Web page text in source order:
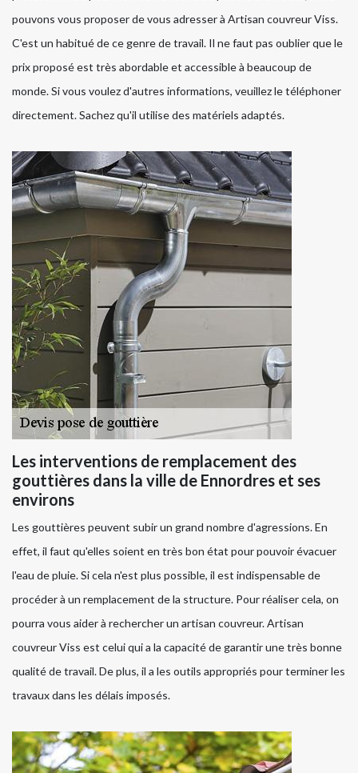
pouvons vous proposer de vous adresser à Artisan couvreur Viss.
C'est un habitué de ce genre de travail. Il ne faut pas oublier que le
prix proposé est très abordable et accessible à beaucoup de
monde. Si vous voulez d'autres informations, veuillez le téléphoner
directement. Sachez qu'il utilise des matériels adaptés.
Les interventions de remplacement des
gouttières dans la ville de Ennordres et ses
environs
Les gouttières peuvent subir un grand nombre d'agressions. En
effet, il faut qu'elles soient en très bon état pour pouvoir évacuer
l'eau de pluie. Si cela n'est plus possible, il est indispensable de
procéder à un remplacement de la structure. Pour réaliser cela, on
pourra vous aider à rechercher un artisan couvreur. Artisan
couvreur Viss est celui qui a la capacité de garantir une très bonne
qualité de travail. De plus, il a les outils appropriés pour terminer les
travaux dans les délais imposés.